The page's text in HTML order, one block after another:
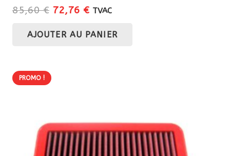
85,60€ Le
initial
72,76 €Le
actuel
TVAC
AJOUTER AU PANIER
PROMO !